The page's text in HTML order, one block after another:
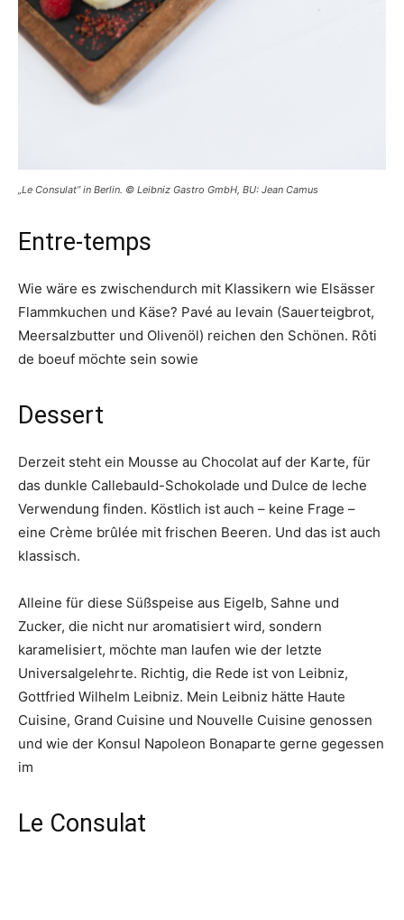
„Le Consulat“ in Berlin. © Leibniz Gastro GmbH, BU: Jean Camus
Entre-temps
Wie wäre es zwischendurch mit Klassikern wie Elsässer
Flammkuchen und Käse? Pavé au levain (Sauerteigbrot,
Meersalzbutter und Olivenöl) reichen den Schönen. Rôti
de boeuf möchte sein sowie
Dessert
Derzeit steht ein Mousse au Chocolat auf der Karte, für
das dunkle Callebauld-Schokolade und Dulce de leche
Verwendung finden. Köstlich ist auch – keine Frage –
eine Crème brûlée mit frischen Beeren. Und das ist auch
klassisch.
Alleine für diese Süßspeise aus Eigelb, Sahne und
Zucker, die nicht nur aromatisiert wird, sondern
karamelisiert, möchte man laufen wie der letzte
Universalgelehrte. Richtig, die Rede ist von Leibniz,
Gottfried Wilhelm Leibniz. Mein Leibniz hätte Haute
Cuisine, Grand Cuisine und Nouvelle Cuisine genossen
und wie der Konsul Napoleon Bonaparte gerne gegessen
im
Le Consulat